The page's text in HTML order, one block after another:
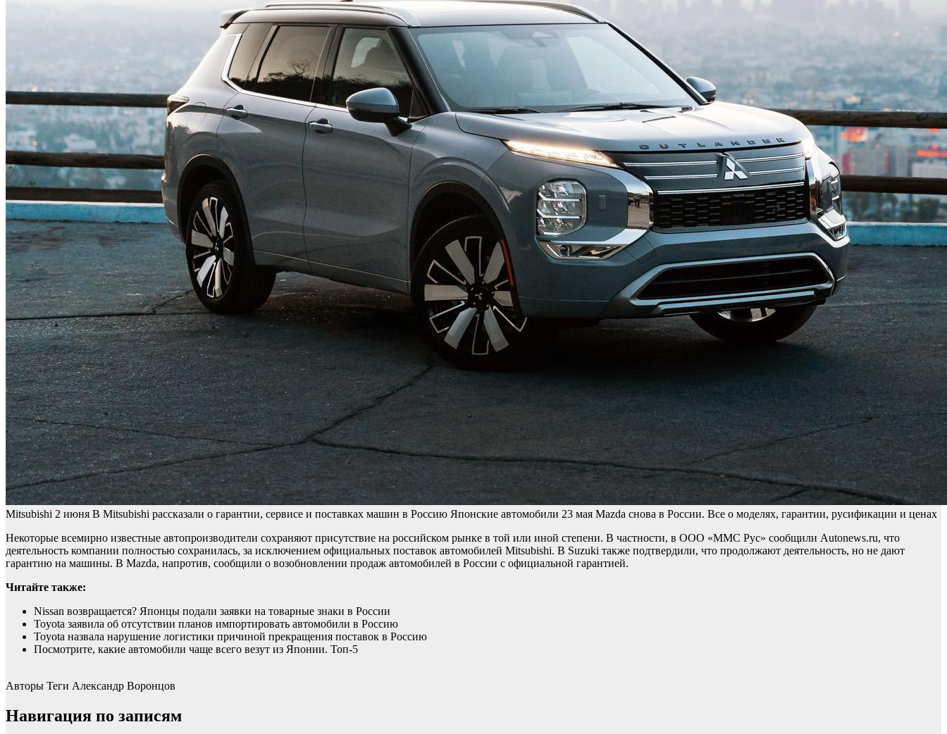
Mitsubishi 2 июня В Mitsubishi рассказали о гарантии, сервисе и поставках машин в Россию Японские автомобили 23 мая Mazda снова в России. Все о моделях, гарантии, русификации и ценах
Некоторые всемирно известные автопроизводители сохраняют присутствие на российском рынке в той или иной степени. В частности, в ООО «ММС Рус» сообщили Autonews.ru, что
деятельность компании полностью сохранилась, за исключением официальных поставок автомобилей Mitsubishi. В Suzuki также подтвердили, что продолжают деятельность, но не дают
гарантию на машины. В Mazda, напротив, сообщили о возобновлении продаж автомобилей в России с официальной гарантией.
Читайте также:
Nissan возвращается? Японцы подали заявки на товарные знаки в России
Toyota заявила об отсутствии планов импортировать автомобили в Россию
Toyota назвала нарушение логистики причиной прекращения поставок в Россию
Посмотрите, какие автомобили чаще всего везут из Японии. Топ-5
Авторы Теги Александр Воронцов
Навигация по записям